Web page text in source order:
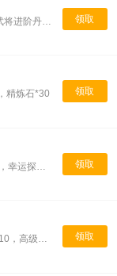
领取
礼包详情：1元真充卡*10，精铁石*50，武将进阶丹*10
领取
精炼石*30
领取
领取
礼包详情：1元真充卡*20，5星武将碎片*10，高级招募令*5